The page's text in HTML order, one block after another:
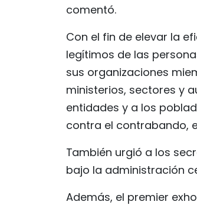
comentó.
Con el fin de elevar la
legítimos de las
sus organizaciones
ministerios, sectores y
entidades y a los
contra el contrabando,
También urgió a los
bajo la administración
Además, el premier